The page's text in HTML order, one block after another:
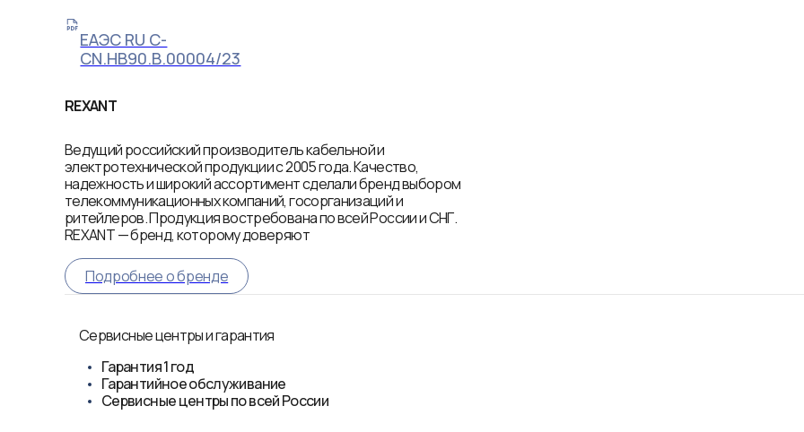
ЕАЭС RU С-
CN.НВ90.В.00004/23
REXANT
Ведущий российский производитель кабельной и
электротехнической продукции с 2005 года. Качество,
надежность и широкий ассортимент сделали бренд выбором
телекоммуникационных компаний, госорганизаций и
ритейлеров. Продукция востребована по всей России и СНГ.
REXANT — бренд, которому доверяют
Подробнее о бренде
Сервисные центры и гарантия
Гарантия1 год
Гарантийное обслуживание
Сервисные центры по всей России